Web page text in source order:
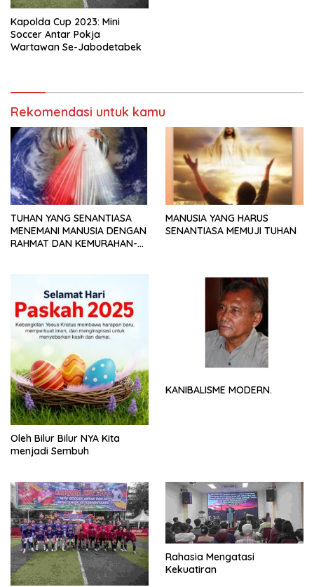
Kapolda Cup 2023: Mini
Soccer Antar Pokja
Wartawan Se-Jabodetabek
Rekomendasi untuk kamu
TUHAN YANG SENANTIASA
MENEMANI MANUSIA DENGAN
RAHMAT DAN KEMURAHAN-
MANUSIA YANG HARUS
SENANTIASA MEMUJI TUHAN
Oleh Bilur Bilur NYA Kita
menjadi Sembuh
KANIBALISME MODERN.
Rahasia Mengatasi
Kekuatiran